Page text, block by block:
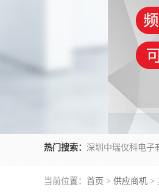
热门搜索：
当前位置： 首页 > 供应商机 >